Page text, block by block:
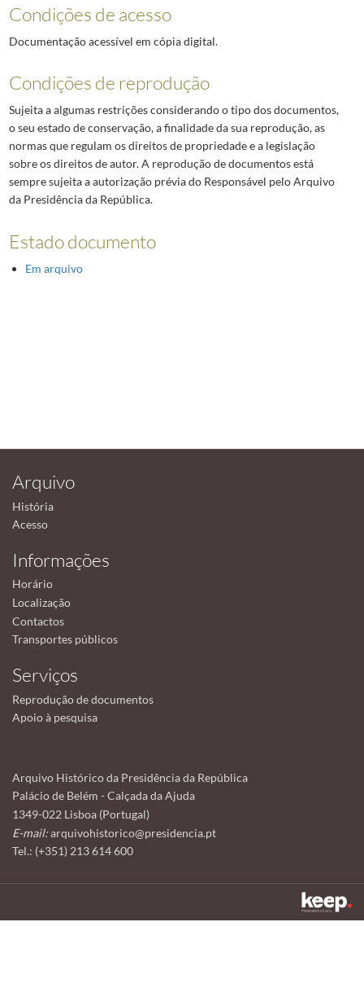
Condições de acesso
Documentação acessível em cópia digital.
Condições de reprodução
Sujeita a algumas restrições considerando o tipo dos documentos,
o seu estado de conservação, a finalidade da sua reprodução, as
normas que regulam os direitos de propriedade e a legislação
sobre os direitos de autor. A reprodução de documentos está
sempre sujeita a autorização prévia do Responsável pelo Arquivo
da Presidência da República.
Estado documento
Em arquivo
Arquivo
História
Acesso
Informações
Horário
Localização
Contactos
Transportes públicos
Serviços
Reprodução de documentos
Apoio à pesquisa
Arquivo Histórico da Presidência da República
Palácio de Belém - Calçada da Ajuda
1349-022 Lisboa (Portugal)
E-mail:arquivohistorico@presidencia.pt
Tel.: (+351) 213 614 600